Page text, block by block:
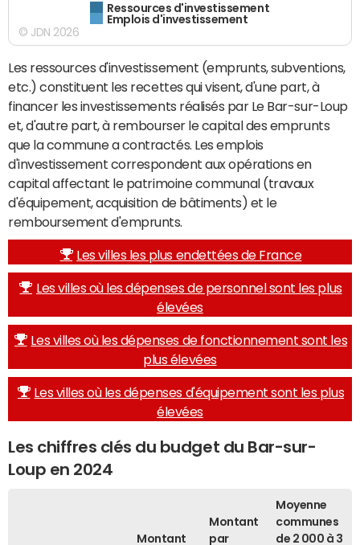
Ressources d'investissement
Emplois d'investissement
© JDN 2026
Les ressources d'investissement (emprunts, subventions,
etc.) constituent les recettes qui visent, d'une part, à
financer les investissements réalisés par Le Bar-sur-Loup
et, d'autre part, à rembourser le capital des emprunts
que la commune a contractés. Les emplois
d'investissement correspondent aux opérations en
capital affectant le patrimoine communal (travaux
d'équipement, acquisition de bâtiments) et le
remboursement d'emprunts.
Les villes les plus endettées de France
Les villes où les dépenses de personnel sont les plus
élevées
Les villes où les dépenses de fonctionnement sont les
plus élevées
Les villes où les dépenses d'équipement sont les plus
élevées
Les chiffres clés du budget du Bar-sur-
Loup en 2024
Montant
Montant
par
Moyenne
communes
de 2 000 à 3